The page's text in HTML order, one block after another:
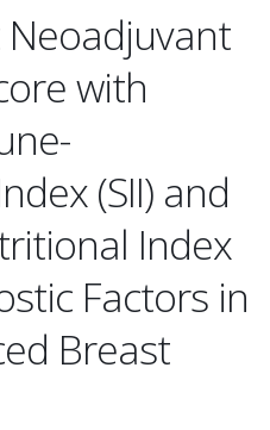
Neoadjuvant
with
(SII) and
Index
Factors in
Breast